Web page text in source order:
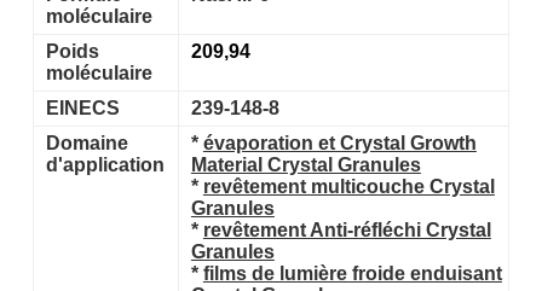
moléculaire
Poids
moléculaire
209,94
EINECS
239-148-8
Domaine
d'application
* évaporation et Crystal Growth
Material Crystal Granules
* revêtement multicouche Crystal
Granules
* revêtement Anti-réfléchi Crystal
Granules
* films de lumière froide enduisant